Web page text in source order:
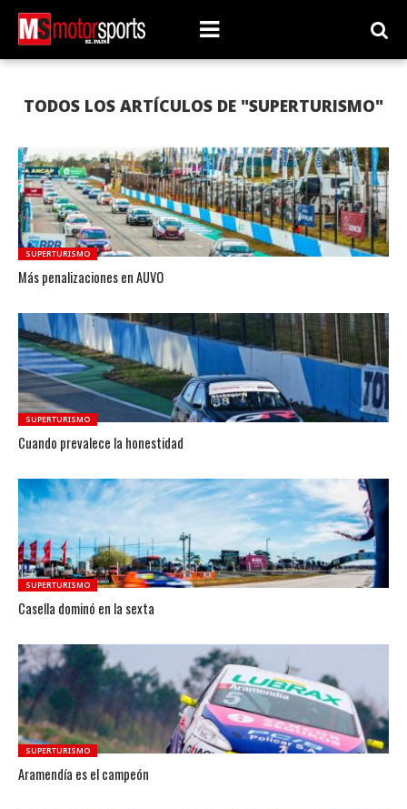
TODOS LOS ARTÍCULOS DE "SUPERTURISMO"
SUPERTURISMO
Más penalizaciones en AUVO
SUPERTURISMO
Cuando prevalece la honestidad
SUPERTURISMO
Casella dominó en la sexta
SUPERTURISMO
Aramendía es el campeón